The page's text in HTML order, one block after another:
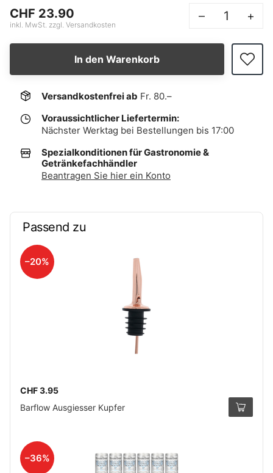
CHF 23.90
inkl. MwSt. zzgl. Versandkosten
– +
In den Warenkorb
Versandkostenfrei ab Fr. 80.–
Voraussichtlicher Liefertermin:
Nächster Werktag bei Bestellungen bis 17:00
Spezialkonditionen für Gastronomie &
Getränkefachhändler
Beantragen Sie hier ein Konto
Passend zu
–20%
CHF 3.95
Barflow Ausgiesser Kupfer
–36%